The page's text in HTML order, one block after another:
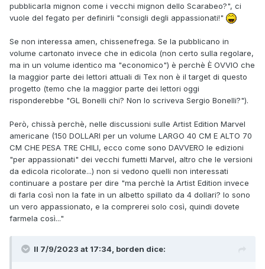
pubblicarla mignon come i vecchi mignon dello Scarabeo?", ci
vuole del fegato per definirli "consigli degli appassionati!"
Se non interessa amen, chissenefrega. Se la pubblicano in
volume cartonato invece che in edicola (non certo sulla regolare,
ma in un volume identico ma "economico") è perchè È OVVIO che
la maggior parte dei lettori attuali di Tex non è il target di questo
progetto (temo che la maggior parte dei lettori oggi
risponderebbe "GL Bonelli chi? Non lo scriveva Sergio Bonelli?").
Però, chissà perchè, nelle discussioni sulle Artist Edition Marvel
americane (150 DOLLARI per un volume LARGO 40 CM E ALTO 70
CM CHE PESA TRE CHILI, ecco come sono DAVVERO le edizioni
"per appassionati" dei vecchi fumetti Marvel, altro che le versioni
da edicola ricolorate...) non si vedono quelli non interessati
continuare a postare per dire "ma perchè la Artist Edition invece
di farla così non la fate in un albetto spillato da 4 dollari? Io sono
un vero appassionato, e la comprerei solo così, quindi dovete
farmela così..."
Il 7/9/2023 at 17:34, borden dice: